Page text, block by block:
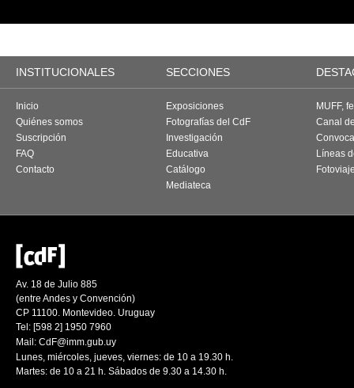
INSTITUCIONALES SECCIONES
Inicio
Quiénes somos
Suscripción
FAQ
Contacto
Exposiciones
Fotografías del CdF
Investigación
Educativa
Catálogo
Mediateca
MUFF,
Canal
Líneas
Av. 18 de Julio 885
(entre Andes y Convención)
CP 11100. Montevideo. Uruguay
Tel: [598 2] 1950 7960
Mail: CdF@imm.gub.uy
Lunes, miércoles, jueves, viernes: de 10 a 19.30 h.
Martes: de 10 a 21 h. Sábados de 9.30 a 14.30 h.